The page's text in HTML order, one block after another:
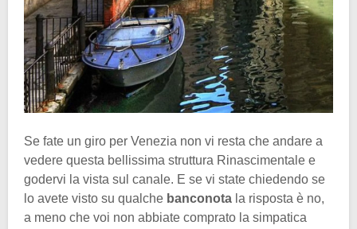
Se fate un giro per Venezia non vi resta che andare a
vedere questa bellissima struttura Rinascimentale e
godervi la vista sul canale. E se vi state chiedendo se
lo avete visto su qualche banconota la risposta è no,
a meno che voi non abbiate comprato la simpatica